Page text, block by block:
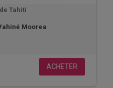
Tahiti
Moorea
ACHETER